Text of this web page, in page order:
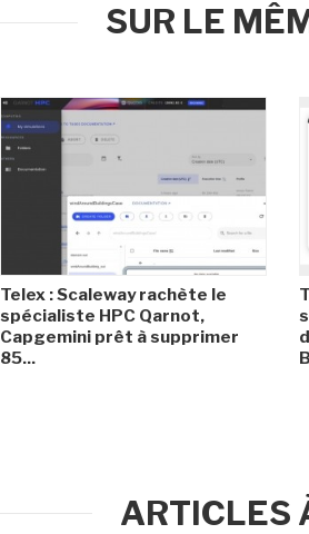
SUR LE
Telex : Scaleway rachète le
spécialiste HPC Qarnot,
Capgemini prêt à supprimer
85...
ARTICLES